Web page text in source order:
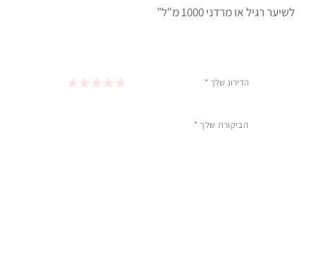
לשיער רגיל או מרדני 1000 מ"ל”
הדירוג שלך * 1 מתוך 5 כוכבים 2 מתוך 5 כוכבים 3 מתוך 5 כוכבים 4 מתוך 5 כוכבים